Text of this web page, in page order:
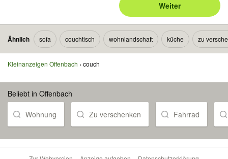
Weiter
Ähnlich sofa couchtisch wohnlandschaft küche zu
Kleinanzeigen Offenbach couch
Beliebt in Offenbach
Wohnung Zu verschenken Fahrrad